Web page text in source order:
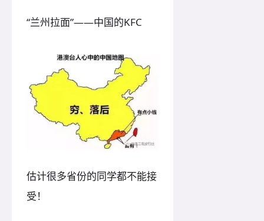
“兰州拉面”——中国的KFC
估计很多省份的同学都不能接
受！